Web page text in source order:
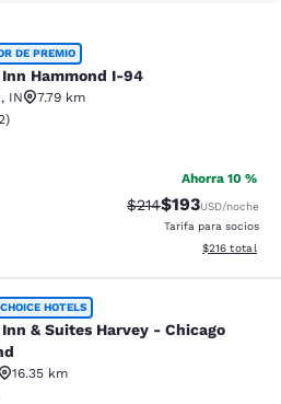
I-94
DE PREMIO
Hammond I-94
, IN
7.79 km
de 4.56 estrellas. Excelente. 1032 reseñas
)
Ahorra 10 %
Precio tachado:
$214Precio con
$193USD/noche
Tarifa para socios
Ver detalles
$216 total
Harvey -
HOTELS
& Suites Harvey - Chicago
16.35 km
de 1.65 estrellas. Feria. 26 reseñas